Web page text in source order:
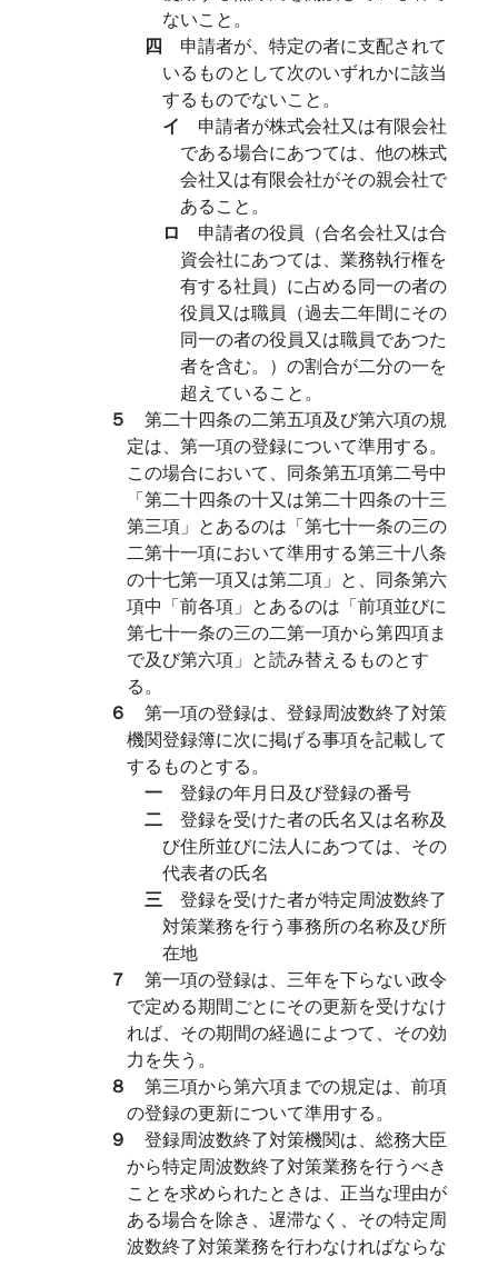
ないこと。
四 申請者が、特定の者に支配されて
いるものとして次のいずれかに該当
するものでないこと。
イ 申請者が株式会社又は有限会社
である場合にあつては、他の株式
会社又は有限会社がその親会社で
あること。
ロ 申請者の役員（合名会社又は合
資会社にあつては、業務執行権を
有する社員）に占める同一の者の
役員又は職員（過去二年間にその
同一の者の役員又は職員であつた
者を含む。）の割合が二分の一を
超えていること。
５ 第二十四条の二第五項及び第六項の規
定は、第一項の登録について準用する。
この場合において、同条第五項第二号中
「第二十四条の十又は第二十四条の十三
第三項」とあるのは「第七十一条の三の
二第十一項において準用する第三十八条
の十七第一項又は第二項」と、同条第六
項中「前各項」とあるのは「前項並びに
第七十一条の三の二第一項から第四項ま
で及び第六項」と読み替えるものとす
る。
６ 第一項の登録は、登録周波数終了対策
機関登録簿に次に掲げる事項を記載して
するものとする。
一 登録の年月日及び登録の番号
二 登録を受けた者の氏名又は名称及
び住所並びに法人にあつては、その
代表者の氏名
三 登録を受けた者が特定周波数終了
対策業務を行う事務所の名称及び所
在地
７ 第一項の登録は、三年を下らない政令
で定める期間ごとにその更新を受けなけ
れば、その期間の経過によつて、その効
力を失う。
８ 第三項から第六項までの規定は、前項
の登録の更新について準用する。
９ 登録周波数終了対策機関は、総務大臣
から特定周波数終了対策業務を行うべき
ことを求められたときは、正当な理由が
ある場合を除き、遅滞なく、その特定周
波数終了対策業務を行わなければならな